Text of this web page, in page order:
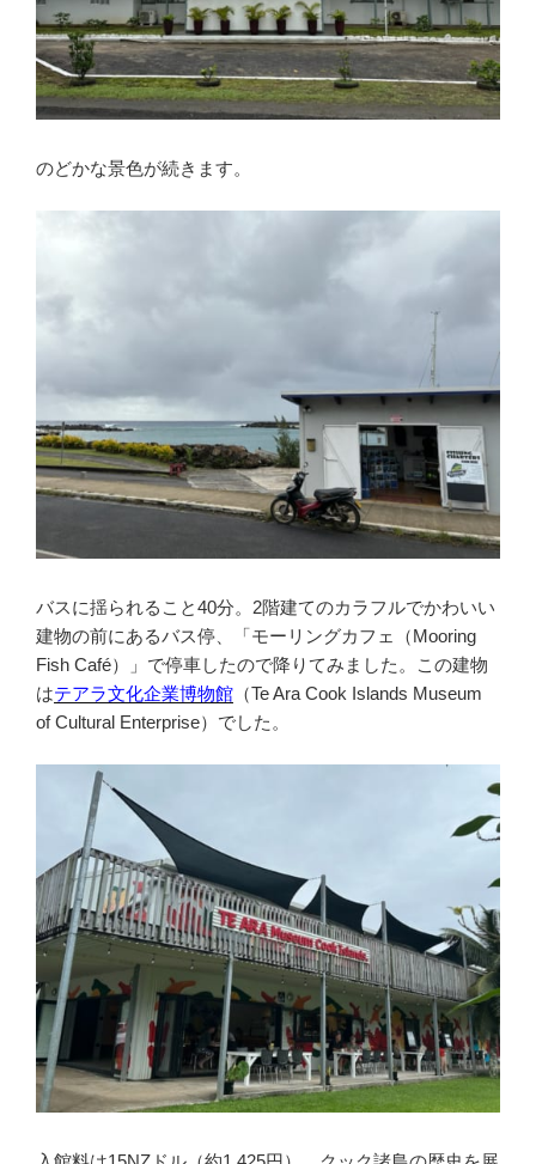
のどかな景色が続きます。
バスに揺られること40分。2階建てのカラフルでかわいい
建物の前にあるバス停、「モーリングカフェ（Mooring
Fish Café）」で停車したので降りてみました。この建物
はテアラ文化企業博物館 （Te Ara Cook Islands Museum
of Cultural Enterprise）でした。